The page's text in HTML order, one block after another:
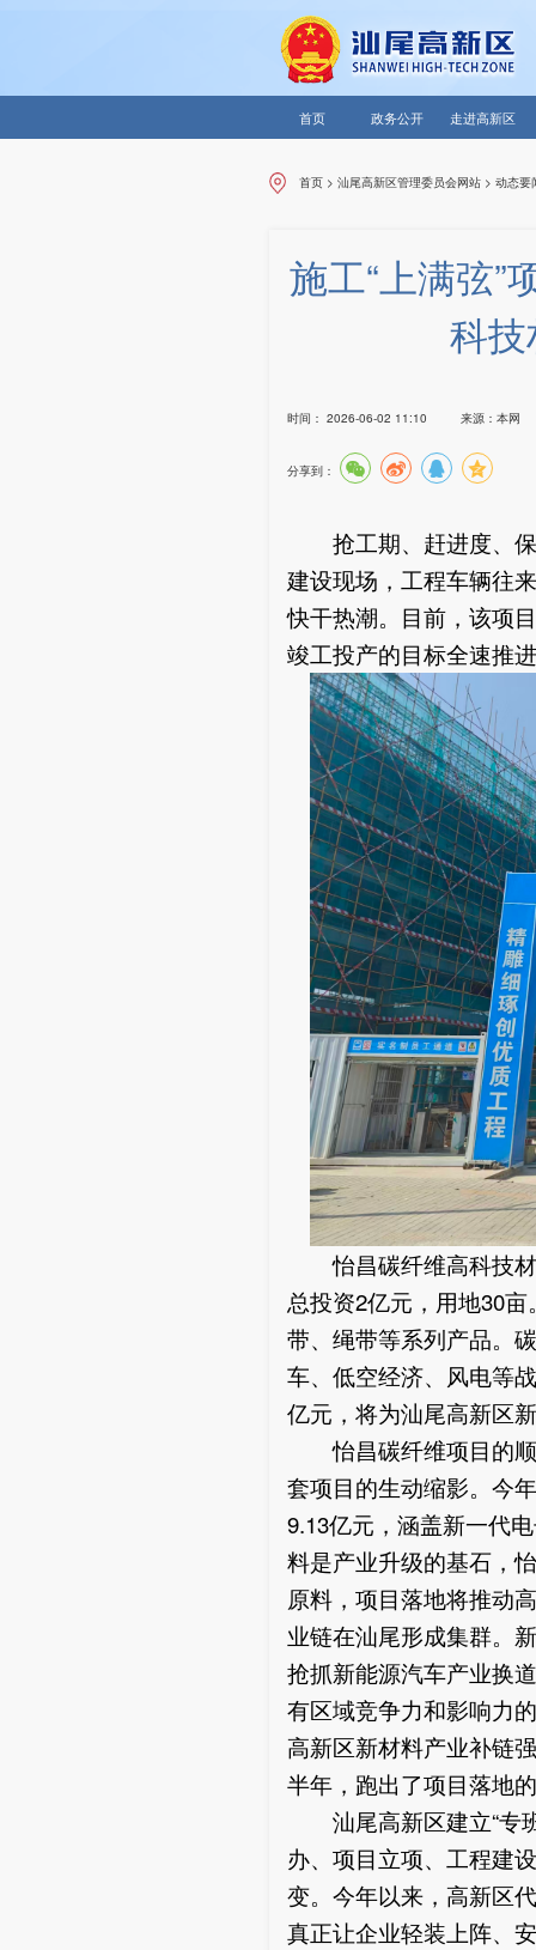
首页 政务公开 走进高新区
首页 >汕尾高新区管理委员会网站 >动态要
施工“上满弦”
科
时间： 2026-06-02 11:10 来源： 本网
分享到：
抢工期、赶进度、保
建设现场，工程车辆往
快干热潮。目前，该项
竣工投产的目标全速推
怡昌碳纤维高科技材
总投资2亿元，用地30
带、绳带等系列产品。
车、低空经济、风电等
亿元，将为汕尾高新区
怡昌碳纤维项目的顺
套项目的生动缩影。今
9.13亿元，涵盖新一代
料是产业升级的基石，
原料，项目落地将推动
业链在汕尾形成集群。
抢抓新能源汽车产业换
有区域竞争力和影响力
高新区新材料产业补链
半年，跑出了项目落地
汕尾高新区建立“专班
办、项目立项、工程建
变。今年以来，高新区
真正让企业轻装上阵、